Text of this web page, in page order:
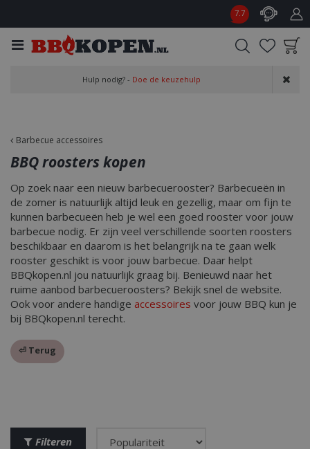
Barbecue accessoires
7.7
aan wensenlijst
Hulp nodig? - Doe de keuzehulp
BBQ roosters kopen
Op zoek naar een nieuw barbecuerooster? Barbecueën in
de zomer is natuurlijk altijd leuk en gezellig, maar om fijn te
kunnen barbecueën heb je wel een goed rooster voor jouw
barbecue nodig. Er zijn veel verschillende soorten roosters
beschikbaar en daarom is het belangrijk na te gaan welk
rooster geschikt is voor jouw barbecue. Daar helpt
BBQkopen.nl jou natuurlijk graag bij. Benieuwd naar het
ruime aanbod barbecueroosters? Bekijk snel de website.
Ook voor andere handige accessoires voor jouw BBQ kun je
bij BBQkopen.nl terecht.
⏎ Terug
Filteren